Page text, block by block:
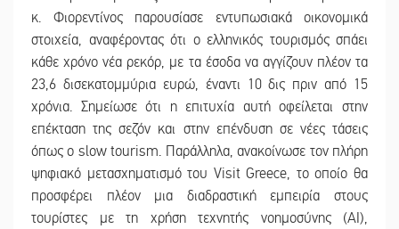
κ. Φιορεντίνος παρουσίασε εντυπωσιακά οικονομικά
στοιχεία, αναφέροντας ότι ο ελληνικός τουρισμός σπάει
κάθε χρόνο νέα ρεκόρ, με τα έσοδα να αγγίζουν πλέον τα
23,6 δισεκατομμύρια ευρώ, έναντι 10 δις πριν από 15
χρόνια. Σημείωσε ότι η επιτυχία αυτή οφείλεται στην
επέκταση της σεζόν και στην επένδυση σε νέες τάσεις
όπως ο slow tourism. Παράλληλα, ανακοίνωσε τον πλήρη
ψηφιακό μετασχηματισμό του Visit Greece, το οποίο θα
προσφέρει πλέον μια διαδραστική εμπειρία στους
τουρίστες με τη χρήση τεχνητής νοημοσύνης (AI),